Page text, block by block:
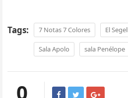
Tags: 7 Notas 7 Colores El
Sala Apolo sala Penélope
0